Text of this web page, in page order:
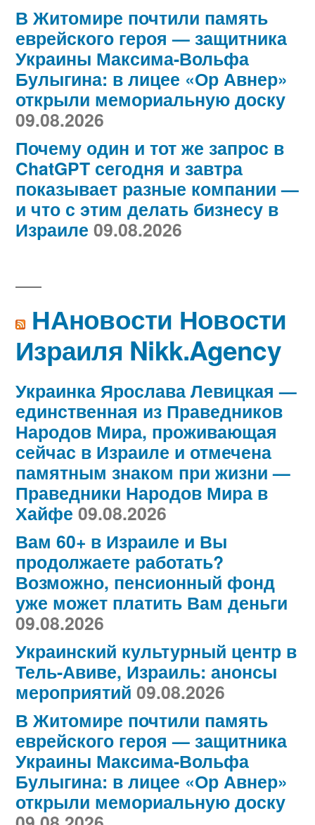
В Житомире почтили память
еврейского героя — защитника
Украины Максима-Вольфа
Булыгина: в лицее «Ор Авнер»
открыли мемориальную доску
09.08.2026
Почему один и тот же запрос в
ChatGPT сегодня и завтра
показывает разные компании —
и что с этим делать бизнесу в
Израиле 09.08.2026
НАновости Новости
Израиля Nikk.Agency
Украинка Ярослава Левицкая —
единственная из Праведников
Народов Мира, проживающая
сейчас в Израиле и отмечена
памятным знаком при жизни —
Праведники Народов Мира в
Хайфе 09.08.2026
Вам 60+ в Израиле и Вы
продолжаете работать?
Возможно, пенсионный фонд
уже может платить Вам деньги
09.08.2026
Украинский культурный центр в
Тель-Авиве, Израиль: анонсы
мероприятий 09.08.2026
В Житомире почтили память
еврейского героя — защитника
Украины Максима-Вольфа
Булыгина: в лицее «Ор Авнер»
открыли мемориальную доску